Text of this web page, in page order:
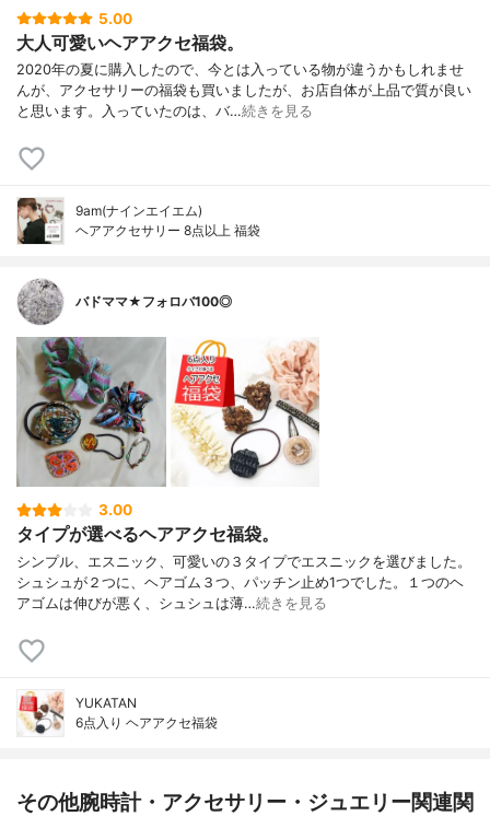
5.00
大人可愛いヘアアクセ福袋。
2020年の夏に購入したので、今とは入っている物が違うかもしれませ
んが、アクセサリーの福袋も買いましたが、お店自体が上品で質が良い
と思います。入っていたのは、バ…続きを見る
9am(ナインエイエム)
ヘアアクセサリー 8点以上 福袋
バドママ★フォロバ100◎
3.00
タイプが選べるヘアアクセ福袋。
シンプル、エスニック、可愛いの３タイプでエスニックを選びました。
シュシュが２つに、ヘアゴム３つ、パッチン止め1つでした。１つのヘ
アゴムは伸びが悪く、シュシュは薄…続きを見る
YUKATAN
6点入り ヘアアクセ福袋
その他腕時計・アクセサリー・ジュエリー関連関